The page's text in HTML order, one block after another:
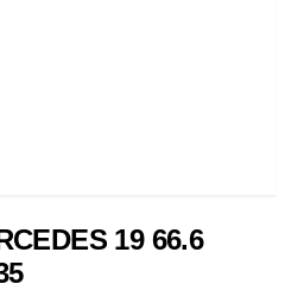
19 66.6